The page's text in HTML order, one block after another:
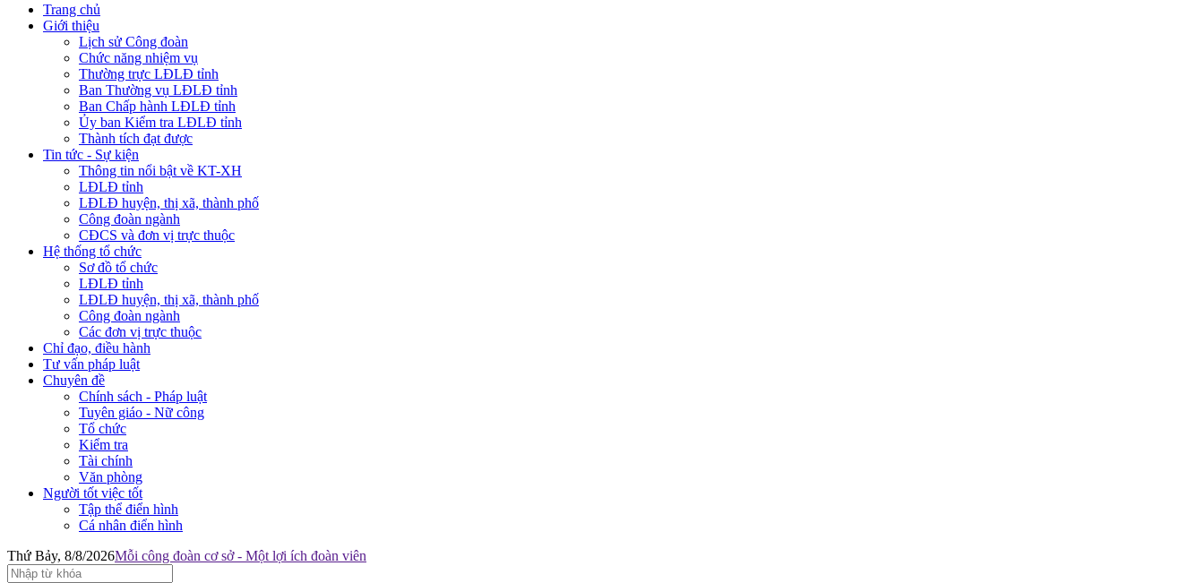
Trang chủ
Giới thiệu
Lịch sử Công đoàn
Chức năng nhiệm vụ
Thường trực LĐLĐ tỉnh
Ban Thường vụ LĐLĐ tỉnh
Ban Chấp hành LĐLĐ tỉnh
Ủy ban Kiểm tra LĐLĐ tỉnh
Thành tích đạt được
Tin tức - Sự kiện
Thông tin nổi bật về KT-XH
LĐLĐ tỉnh
LĐLĐ huyện, thị xã, thành phố
Công đoàn ngành
CĐCS và đơn vị trực thuộc
Hệ thống tổ chức
Sơ đồ tổ chức
LĐLĐ tỉnh
LĐLĐ huyện, thị xã, thành phố
Công đoàn ngành
Các đơn vị trực thuộc
Chỉ đạo, điều hành
Tư vấn pháp luật
Chuyên đề
Chính sách - Pháp luật
Tuyên giáo - Nữ công
Tổ chức
Kiểm tra
Tài chính
Văn phòng
Người tốt việc tốt
Tập thể điển hình
Cá nhân điển hình
Thứ Bảy, 8/8/2026Mỗi công đoàn cơ sở - Một lợi ích đoàn viên